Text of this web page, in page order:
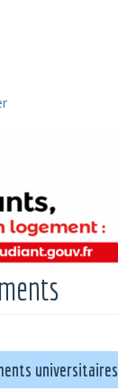
universitaires